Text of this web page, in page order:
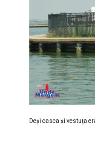
Deși casca și vestuța